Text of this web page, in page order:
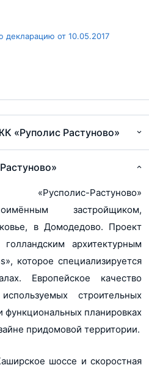
декларацию от 10.05.2017
7 очередь
«Руполис Растуново»
Растуново»
застройщиком,
в Домодедово. Проект
голландским архитектурным
которое специализируется
Европейское качество
строительных
функциональных планировках
придомовой территории.
шоссе и скоростная